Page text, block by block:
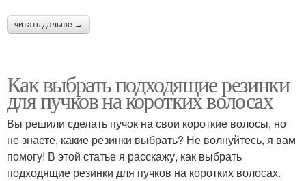
читать дальше →
Как выбрать подходящие резинки
для пучков на коротких волосах
Вы решили сделать пучок на свои короткие волосы, но
не знаете, какие резинки выбрать? Не волнуйтесь, я вам
помогу! В этой статье я расскажу, как выбрать
подходящие резинки для пучков на коротких волосах.